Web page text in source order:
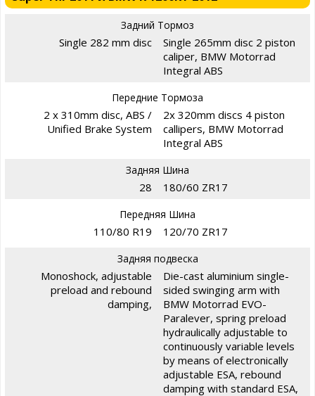
Задний Тормоз
Single 282 mm disc
Single 265mm disc 2 piston
caliper, BMW Motorrad
Integral ABS
Передние Тормоза
2 x 310mm disc, ABS /
Unified Brake System
2x 320mm discs 4 piston
callipers, BMW Motorrad
Integral ABS
Задняя Шина
28 180/60 ZR17
Передняя Шина
110/80 R19 120/70 ZR17
Задняя подвеска
Monoshock, adjustable
preload and rebound
damping,
Die-cast aluminium single-
sided swinging arm with
BMW Motorrad EVO-
Paralever, spring preload
hydraulically adjustable to
continuously variable levels
by means of electronically
adjustable ESA, rebound
damping with standard ESA,